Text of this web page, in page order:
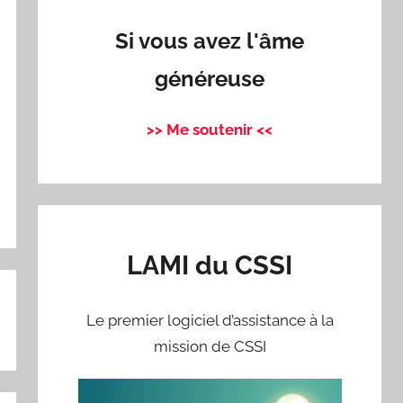
Si vous avez l'âme
généreuse
>> Me soutenir <<
LAMI du CSSI
Le premier logiciel d’assistance à la
mission de CSSI